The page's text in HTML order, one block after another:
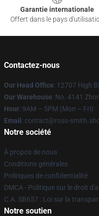
Garantie internationale
Offert dans le pays
Contactez-nous
Our Head Office: 12707 High
Our Warehouse: No. 4141
Hour: 9AM – 5PM (Mon – Fri)
Email : contact@ross-
Notre société
À propos de nous
Conditions générales
Politiques de confidentialité
DMCA - Politique sur le droit
C.A. SB657 : Loi sur la
Notre soutien